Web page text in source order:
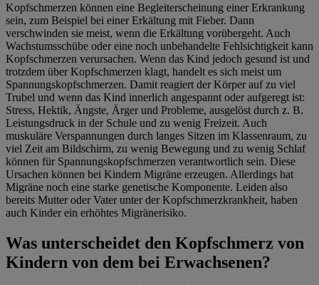
Kopfschmerzen können eine Begleiterscheinung einer Erkrankung
sein, zum Beispiel bei einer Erkältung mit Fieber. Dann
verschwinden sie meist, wenn die Erkältung vorübergeht. Auch
Wachstumsschübe oder eine noch unbehandelte Fehlsichtigkeit kann
Kopfschmerzen verursachen. Wenn das Kind jedoch gesund ist und
trotzdem über Kopfschmerzen klagt, handelt es sich meist um
Spannungskopfschmerzen. Damit reagiert der Körper auf zu viel
Trubel und wenn das Kind innerlich angespannt oder aufgeregt ist:
Stress, Hektik, Ängste, Ärger und Probleme, ausgelöst durch z. B.
Leistungsdruck in der Schule und zu wenig Freizeit. Auch
muskuläre Verspannungen durch langes Sitzen im Klassenraum, zu
viel Zeit am Bildschirm, zu wenig Bewegung und zu wenig Schlaf
können für Spannungskopfschmerzen verantwortlich sein. Diese
Ursachen können bei Kindern Migräne erzeugen. Allerdings hat
Migräne noch eine starke genetische Komponente. Leiden also
bereits Mutter oder Vater unter der Kopfschmerzkrankheit, haben
auch Kinder ein erhöhtes Migränerisiko.
Was unterscheidet den Kopfschmerz von
Kindern von dem bei Erwachsenen?